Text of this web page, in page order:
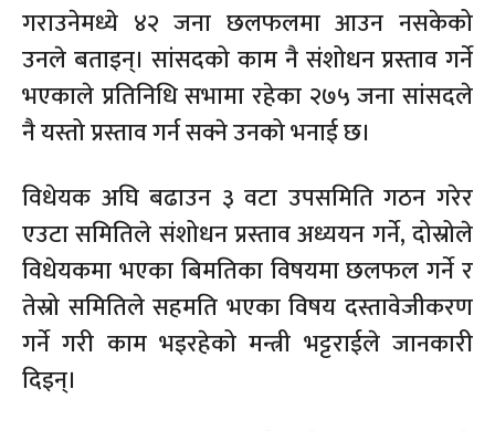
गराउनेमध्ये ४२ जना छलफलमा आउन नसकेको
उनले बताइन्। सांसदको काम नै संशोधन प्रस्ताव गर्ने
भएकाले प्रतिनिधि सभामा रहेका २७५ जना सांसदले
नै यस्तो प्रस्ताव गर्न सक्ने उनको भनाई छ।
विधेयक अघि बढाउन ३ वटा उपसमिति गठन गरेर
एउटा समितिले संशोधन प्रस्ताव अध्ययन गर्ने, दोस्रोले
विधेयकमा भएका बिमतिका विषयमा छलफल गर्ने र
तेस्रो समितिले सहमति भएका विषय दस्तावेजीकरण
गर्ने गरी काम भइरहेको मन्त्री भट्टराईले जानकारी
दिइन्।